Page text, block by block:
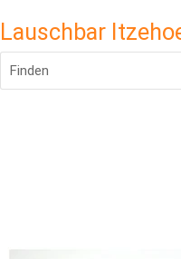
Lauschbar
Finden